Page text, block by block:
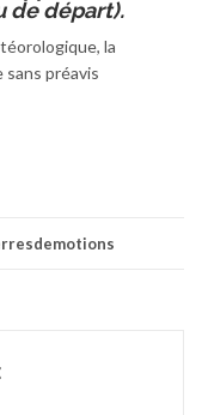
de départ).
la
préavis